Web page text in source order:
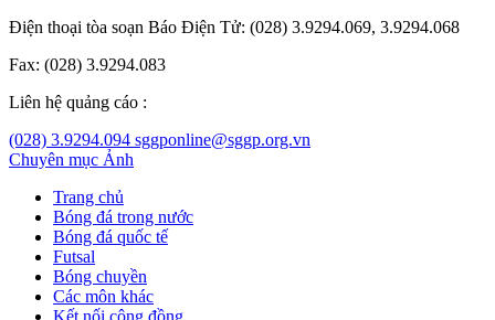
Điện thoại tòa soạn Báo Điện Tử: (028) 3.9294.069, 3.9294.068
Fax: (028) 3.9294.083
Liên hệ quảng cáo :
(028) 3.9294.094 sggponline@sggp.org.vn
Chuyên mục Ảnh
Trang chủ
Bóng đá trong nước
Bóng đá quốc tế
Futsal
Bóng chuyền
Các môn khác
Kết nối cộng đồng